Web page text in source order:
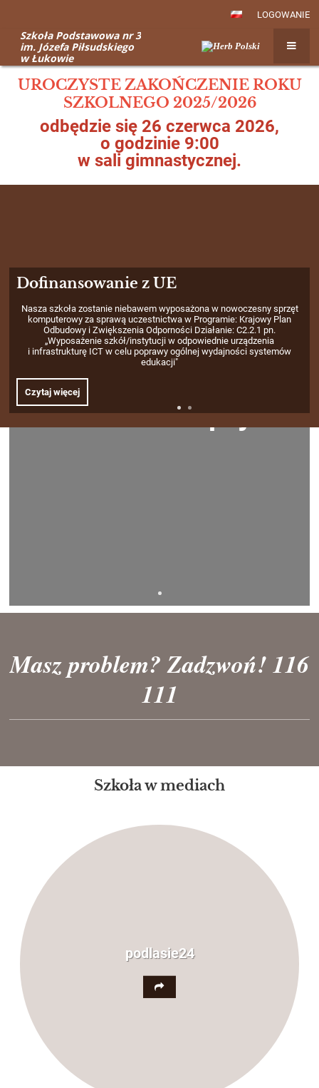
LOGOWANIE
Szkoła Podstawowa nr 3
im. Józefa Piłsudskiego
w Łukowie
Strona
główna
UROCZYSTE ZAKOŃCZENIE ROKU
SZKOLNEGO 2025/2026
odbędzie się 26 czerwca 2026,
o godzinie 9:00
w sali gimnastycznej.
Dofinansowanie z UE
Nasza szkoła zostanie niebawem wyposażona w nowoczesny sprzęt
komputerowy za sprawą uczestnictwa w Programie: Krajowy Plan
Odbudowy i Zwiększenia Odporności Działanie: C2.2.1 pn.
„Wyposażenie szkół/instytucji w odpowiednie urządzenia
i infrastrukturę ICT w celu poprawy ogólnej wydajności systemów
edukacji"
Czytaj więcej
Fundusze Europejskie
Masz problem? Zadzwoń! 116
111
Szkoła w mediach
podlasie24